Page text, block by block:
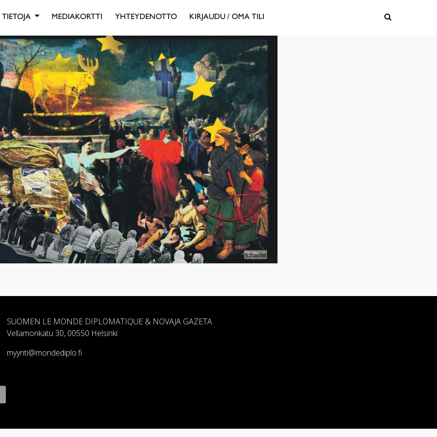
TIETOJA MEDIAKORTTI YHTEYDENOTTO KIRJAUDU / OMA TILI
SUOMEN LE MONDE DIPLOMATIQUE & NOVAJA GAZETA
Vellamonkatu 30, 00550 Helsinki
myynti@mondediplo.fi